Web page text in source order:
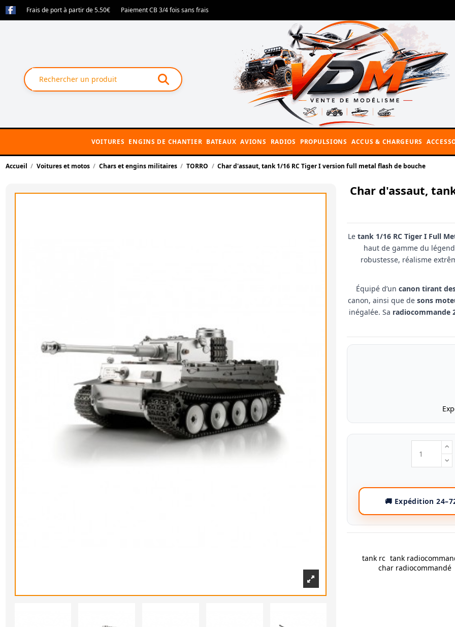
Frais de port à partir de 5.50€ Paiement CB 3/4 fois sans frais
VOITURES ENGINS DE CHANTIER BATEAUX AVIONS RADIOS PROPULSIONS ACCUS & CHARGEURS
Accueil Voitures et motos Chars et engins militaires TORRO Char d'assaut, tank 1/16 RC Tiger I version full metal flash de bouche
Char d'assaut,
Le tank 1/16 RC Tiger I Full
haut de gamme du
robustesse, réalisme
Équipé d’un canon tirant
canon, ainsi que de sons
inégalée. Sa radiocommande
tank rc tank
char radiocommandé